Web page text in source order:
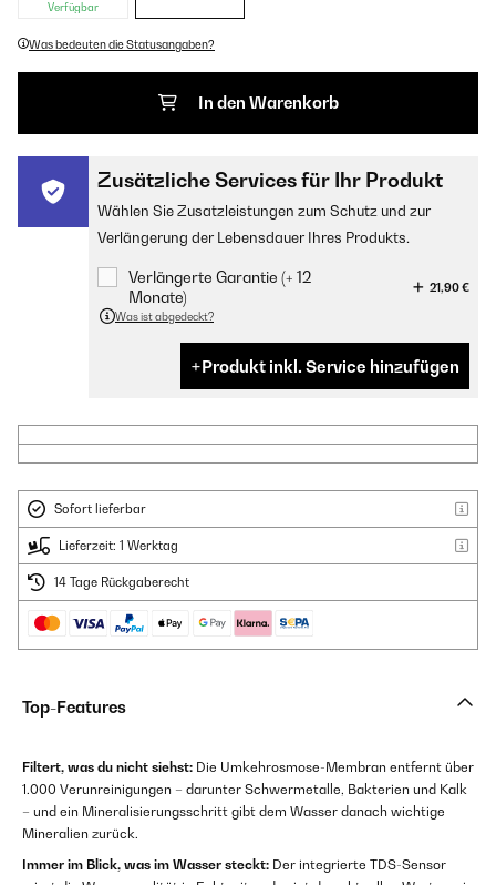
Verfügbar
Was bedeuten die Statusangaben?
In den Warenkorb
Zusätzliche Services für Ihr Produkt
Wählen Sie Zusatzleistungen zum Schutz und zur
Verlängerung der Lebensdauer Ihres Produkts.
Verlängerte Garantie (+ 12
Monate)
21,90 €
Was ist abgedeckt?
Produkt inkl. Service hinzufügen
Sofort lieferbar
Lieferzeit: 1 Werktag
14 Tage Rückgaberecht
Top-Features
Filtert, was du nicht siehst: Die Umkehrosmose-Membran entfernt über
1.000 Verunreinigungen – darunter Schwermetalle, Bakterien und Kalk
– und ein Mineralisierungsschritt gibt dem Wasser danach wichtige
Mineralien zurück.
Immer im Blick, was im Wasser steckt: Der integrierte TDS-Sensor